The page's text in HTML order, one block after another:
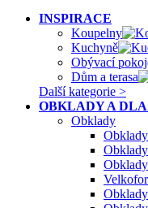
INSPIRACE
Koupelny
Kuchyně
Obývací
Dům a terasa
Další kategorie >
OBKLADY A
Obklady